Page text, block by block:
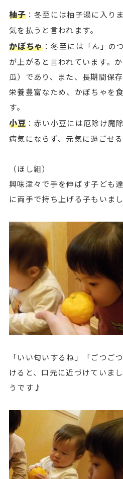
柚子：冬至には柚子湯に入り
気を払うと言われます。
かぼちゃ ：冬至には「ん」の
が上がると言われています。
瓜）であり、また、長期間保
栄養豊富なため、かぼちゃを
す。
小豆：赤い小豆には厄除け魔
病気にならず、元気に過ごせ
（ほし組）
興味津々で手を伸ばす子ども
に両手で持ち上げる子もいまし
「いい匂いするね」「ごつご
けると、口元に近づけていま
うです♪